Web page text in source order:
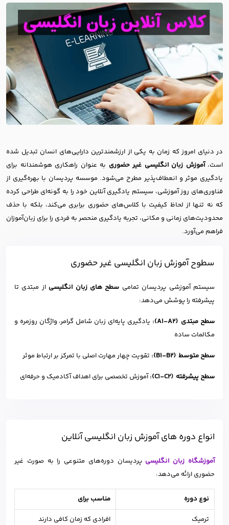
در دنیای امروز که زمان به یکی از ارزشمندترین دارایی‌های انسان تبدیل شده
است،آموزش زبان انگلیسی غیر حضوری به عنوان راهکاری هوشمندانه برای
یادگیری موثر و انعطاف‌پذیر مطرح می‌شود. موسسه پردیسان با بهره‌گیری از
فناوری‌های روز آموزشی، سیستم یادگیری آنلاین خود را به گونه‌ای طراحی کرده
که نه تنها از لحاظ کیفیت با کلاس‌های حضوری برابری می‌کند، بلکه با حذف
محدودیت‌های زمانی و مکانی، تجربه یادگیری منحصر به فردی را برای زبان‌آموزان
فراهم می‌آورد.
سطوح آموزش زبان انگلیسی غیر حضوری
سیستم آموزشی پردیسان تمامی سطح های زبان انگلیسی از مبتدی تا
پیشرفته را پوشش می‌دهد:
سطح مبتدی (A1-A2):
یادگیری پایه‌ای زبان شامل گرامر، واژگان روزمره و
مکالمات ساده
سطح متوسط (B1-B2): تقویت چهار مهارت اصلی با تمرکز بر ارتباط موثر
سطح پیشرفته (C1-C2): آموزش تخصصی برای اهداف آکادمیک و حرفه‌ای
انواع دوره های آموزش زبان انگلیسی آنلاین
آموزشگاه زبان انگلیسی پردیسان دوره‌های متنوعی را به صورت غیر
حضوری ارائه می‌دهد:
نوع دوره
مناسب برای
ترمیک
افرادی که زمان کافی دارند